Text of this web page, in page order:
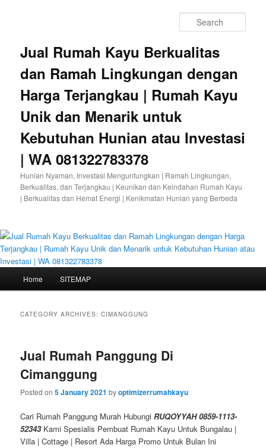
Jual Rumah Kayu Berkualitas
dan Ramah Lingkungan dengan
Harga Terjangkau | Rumah Kayu
Unik dan Menarik untuk
Kebutuhan Hunian atau Investasi
| WA 081322783378
Hunian Nyaman, Investasi Menguntungkan | Ramah Lingkungan,
Berkualitas, dan Terjangkau | Keunikan dan Keindahan Rumah Kayu
| Berkualitas dan Hemat Energi | Kenikmatan Hunian yang Berbeda
Skip
content
Skip
content
Home SITEMAP
CATEGORY ARCHIVES:CIMANGGUNG
Jual Rumah Panggung Di
Cimanggung
Posted on5 January 2021 byoptimizerrumahkayu
Cari Rumah Panggung Murah HubungiRUQOYYAH 0859-1113-
52343Kami Spesialis Pembuat Rumah Kayu Untuk Bungalau |
Villa | Cottage | Resort Ada Harga Promo Untuk Bulan Ini